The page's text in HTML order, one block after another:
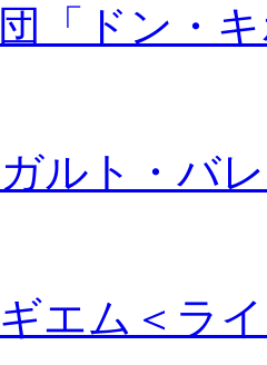
「ドン・
ルト・バ
エム＜ラ